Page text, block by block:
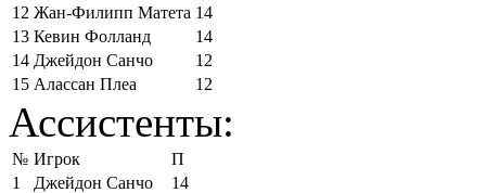
12 Жан-Филипп Матета 14
13 Кевин Фолланд
14
14 Джейдон Санчо
12
15 Алассан Плеа 12
Ассистенты:
№ Игрок
П
1
Джейдон Санчо
14